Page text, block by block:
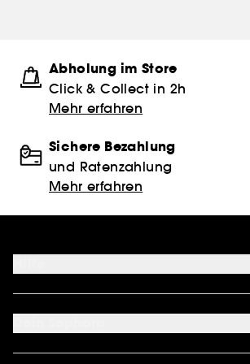
Abholung im Store
Click & Collect in 2h
Mehr erfahren
Sichere Bezahlung
und Ratenzahlung
Mehr erfahren
FAQ
Kontakt
Mein Konto